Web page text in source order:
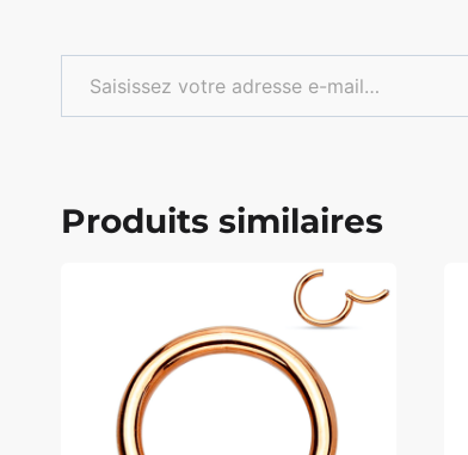
Saisissez votre adresse e-mail…
Produits similaires